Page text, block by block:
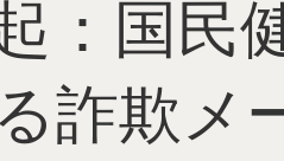
：国民
詐欺メ